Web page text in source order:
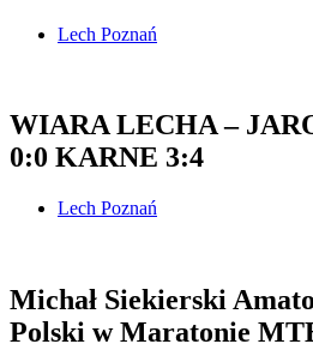
Lech Poznań
WIARA LECHA –
0:0 KARNE 3:4
Lech Poznań
Michał Siekierski
Polski w Maratonie